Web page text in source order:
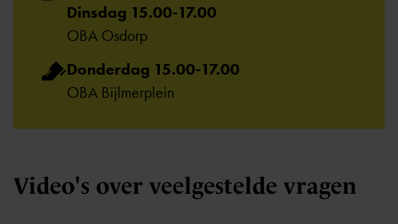
Dinsdag 15.00-17.00
OBA Osdorp
Donderdag 15.00-17.00
OBA Bijlmerplein
Video's over veelgestelde vragen